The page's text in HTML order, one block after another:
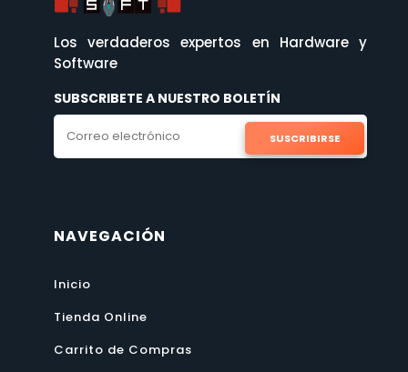
Los verdaderos expertos en Hardware y
Software
SUBSCRIBETE A NUESTRO BOLETÍN
SUSCRIBIRSE
NAVEGACIÓN
Inicio
Tienda Online
Carrito de Compras